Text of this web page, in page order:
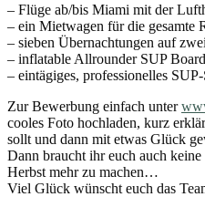
– Flüge ab/bis Miami mit der
– ein Mietwagen für die gesamte
– sieben Übernachtungen auf
– inflatable Allrounder SUP
– eintägiges, professionelles
Zur Bewerbung einfach unter
cooles Foto hochladen, kurz
sollt und dann mit etwas Glück
Dann braucht ihr euch auch
Herbst mehr zu machen…
Viel Glück wünscht euch das